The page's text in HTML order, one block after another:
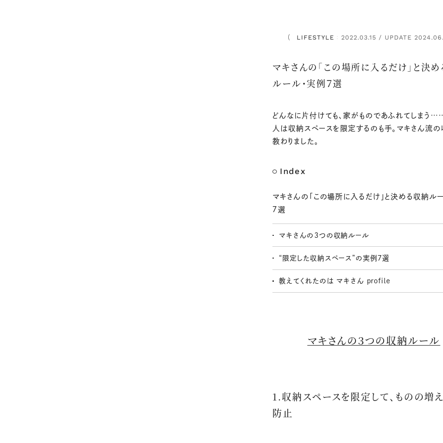
LIFESTYLE ： 2022.03.15 / UPDATE
マキさんの「この場所に入るだけ」と決
ルール・実例７選
どんなに片付けても、家がものであふれてしまう
人は収納スペースを限定するのも手。マキさん流
教わりました。
Index
マキさんの「この場所に入るだけ」と決める収納ル
７選
マキさんの３つの収納ルール
“限定した収納スペース”の実例７選
教えてくれたのは マキさん profile
マキさんの３つの収納ルール
1.収納スペースを限定して、ものの増
防止